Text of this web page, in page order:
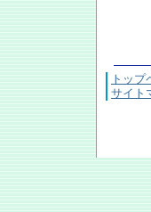
トップ
サイト
このサ